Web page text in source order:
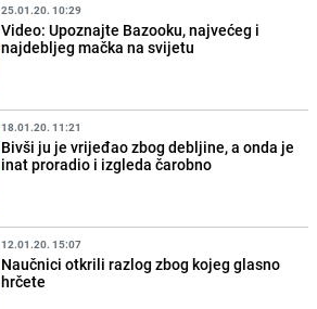
25.01.20. 10:29
Video: Upoznajte Bazooku, najvećeg i
najdebljeg mačka na svijetu
18.01.20. 11:21
Bivši ju je vrijeđao zbog debljine, a onda je
inat proradio i izgleda čarobno
12.01.20. 15:07
Naučnici otkrili razlog zbog kojeg glasno
hrčete